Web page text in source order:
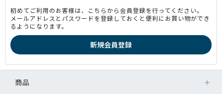
初めてご利用のお客様は、こちらから会員登録を行ってください。
メールアドレスとパスワードを登録しておくと便利にお買い物ができ
るようになります。
商品